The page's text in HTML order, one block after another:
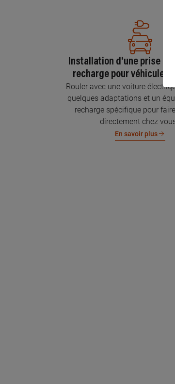
Installation d'une prise
recharge pour véhicule
Rouler avec une voiture
quelques adaptations et un
recharge spécifique pour
directement chez
En savoir plus